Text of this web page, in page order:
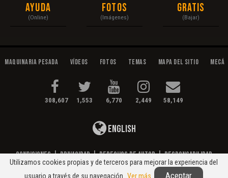
Ayuda
(Online)
Fotos
(Imágenes)
Gratis
(Bajar)
Maquinaria Pesada Vídeos Fotos Temas Mapa del Sitio
308,607 1,553 6,770 2,449 58,149
English
Condiciones|Privacidad|Derechos de Autor|Responsabilidad
© 2020 Maquinaria Pesada. Operación, Mecánica, Mantenimiento...
Utilizamos cookies propias y de terceros para mejorar la experiencia del
usuario a través de su navegación. Ver más Aceptar